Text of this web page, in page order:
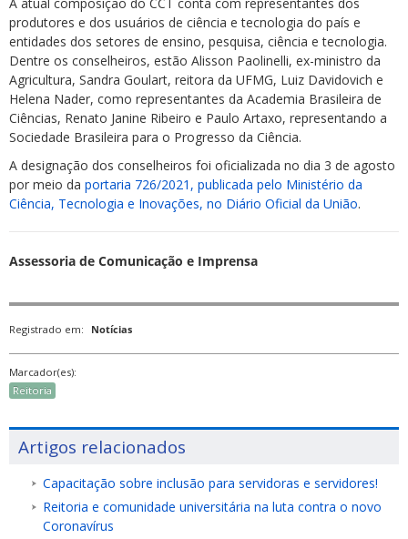
produtores e dos usuários de ciência e tecnologia do país e
entidades dos setores de ensino, pesquisa, ciência e tecnologia.
Dentre os conselheiros, estão Alisson Paolinelli, ex-ministro da
Agricultura, Sandra Goulart, reitora da UFMG, Luiz Davidovich e
Helena Nader, como representantes da Academia Brasileira de
Ciências, Renato Janine Ribeiro e Paulo Artaxo, representando a
Sociedade Brasileira para o Progresso da Ciência.
A designação dos conselheiros foi oficializada no dia 3 de agosto
por meio da portaria 726/2021, publicada pelo Ministério da
Ciência, Tecnologia e Inovações, no Diário Oficial da União.
Assessoria de Comunicação e Imprensa
Registrado em: Notícias
Marcador(es):
Reitoria
Artigos relacionados
Capacitação sobre inclusão para servidoras e servidores!
Reitoria e comunidade universitária na luta contra o novo
Coronavírus